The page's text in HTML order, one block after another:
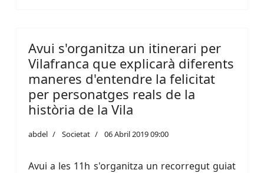
Avui s'organitza un itinerari per
Vilafranca que explicarà diferents
maneres d'entendre la felicitat
per personatges reals de la
història de la Vila
abdel Societat 06 Abril 2019 09:00
Avui a les 11h s'organitza un recorregut guiat